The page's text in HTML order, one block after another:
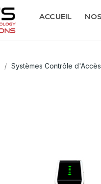
ACCUEIL
Systèmes Contrôle d'Accès